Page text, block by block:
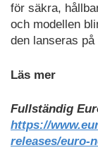
för säkra,
och modellen
den lanseras
Läs mer
Fullständig
https://
releases/euro-